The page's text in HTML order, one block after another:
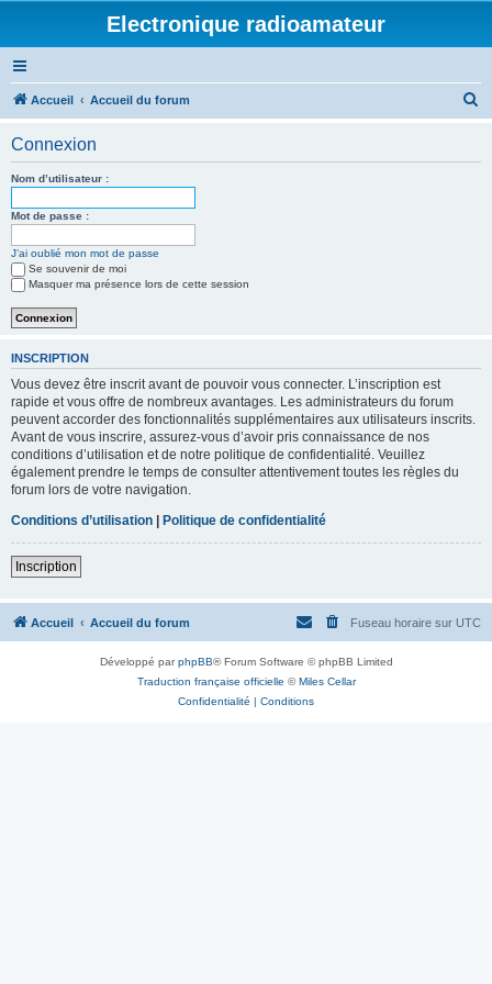
Electronique radioamateur
Accueil Accueil du forum
Connexion
Nom d’utilisateur :
Mot de passe :
J’ai oublié mon mot de passe
Se souvenir de moi
Masquer ma présence lors de cette session
INSCRIPTION
Vous devez être inscrit avant de pouvoir vous connecter. L’inscription est
rapide et vous offre de nombreux avantages. Les administrateurs du forum
peuvent accorder des fonctionnalités supplémentaires aux utilisateurs inscrits.
Avant de vous inscrire, assurez-vous d’avoir pris connaissance de nos
conditions d’utilisation et de notre politique de confidentialité. Veuillez
également prendre le temps de consulter attentivement toutes les règles du
forum lors de votre navigation.
Conditions d’utilisation | Politique de confidentialité
Inscription
Accueil Accueil du forum Fuseau horaire sur UTC
Développé parphpBB® Forum Software © phpBB Limited
Traduction française officielle ©Miles Cellar
Confidentialité | Conditions